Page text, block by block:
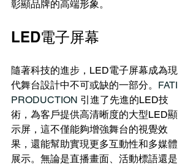
彰顯品牌的高端形象。
LED電子屏幕
隨著科技的進步，LED電子屏幕成為現
代舞台設計中不可或缺的一部分。 FATI
PRODUCTION 引進了先進的LED技
術，為客戶提供高清晰度的大型LED顯
示屏，這不僅能夠增強舞台的視覺效
果，還能幫助實現更多互動性和多媒體
展示。無論是直播畫面、活動標語還是